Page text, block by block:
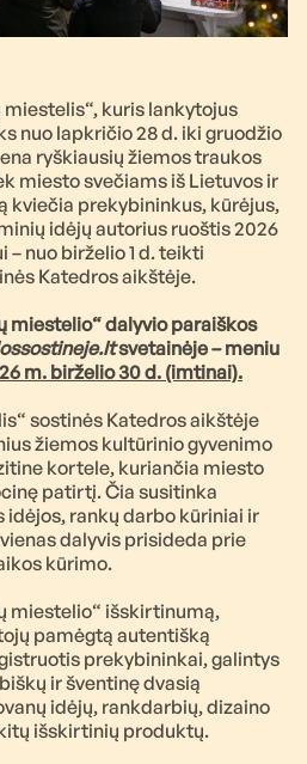
kuris lankytojus
nuo lapkričio 28 d. iki gruodžio
ryškiausių žiemos traukos
miesto svečiams iš Lietuvos ir
kviečia prekybininkus, kūrėjus,
idėjų autorius ruoštis 2026
nuo birželio 1 d. teikti
Katedros aikštėje.
miestelio“ dalyvio paraiškos
svetainėje – meniu
m. birželio 30 d. (imtinai).
sostinės Katedros aikštėje
žiemos kultūrinio gyvenimo
kortele, kuriančia miesto
patirtį. Čia susitinka
rankų darbo kūriniai ir
dalyvis prisideda prie
kūrimo.
miestelio“ išskirtinumą,
pamėgtą autentišką
prekybininkai, galintys
ir šventinę dvasią
idėjų, rankdarbių, dizaino
išskirtinių produktų.